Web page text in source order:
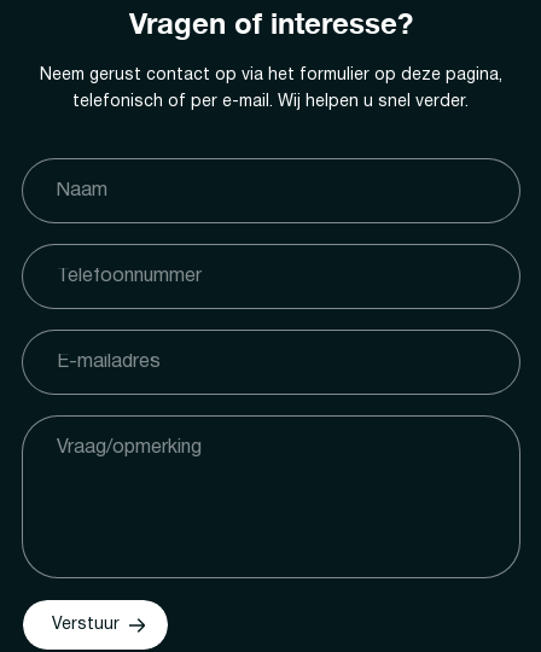
Vragen of interesse?
Neem gerust contact op via het formulier op deze pagina,
telefonisch of per e-mail. Wij helpen u snel verder.
Verstuur